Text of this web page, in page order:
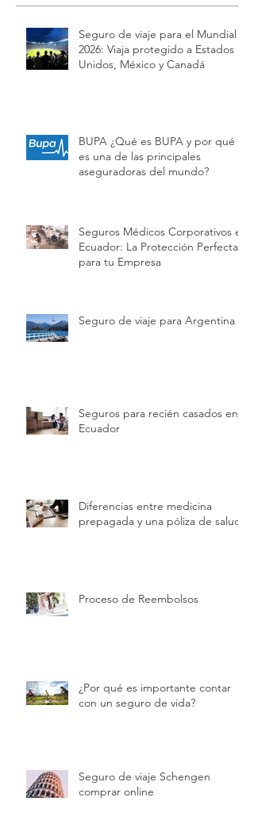
Seguro de viaje para el Mundial
2026: Viaja protegido a Estados
Unidos, México y Canadá
BUPA ¿Qué es BUPA y por qué
es una de las principales
aseguradoras del mundo?
Seguros Médicos Corporativos en
Ecuador: La Protección Perfecta
para tu Empresa
Seguro de viaje para Argentina
Seguros para recién casados en
Ecuador
Diferencias entre medicina
prepagada y una póliza de salud
Proceso de Reembolsos
¿Por qué es importante contar
con un seguro de vida?
Seguro de viaje Schengen
comprar online